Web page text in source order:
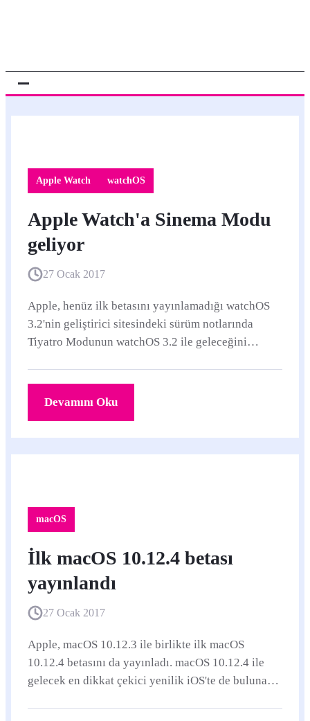
Apple Watch watchOS
Apple Watch'a Sinema Modu
geliyor
27 Ocak 2017
Apple, henüz ilk betasını yayınlamadığı watchOS
3.2'nin geliştirici sitesindeki sürüm notlarında
Tiyatro Modunun watchOS 3.2 ile geleceğini
Devamını Oku
macOS
İlk macOS 10.12.4 betası
yayınlandı
27 Ocak 2017
Apple, macOS 10.12.3 ile birlikte ilk macOS
10.12.4 betasını da yayınladı. macOS 10.12.4 ile
gelecek en dikkat çekici yenilik iOS'te de bulunan